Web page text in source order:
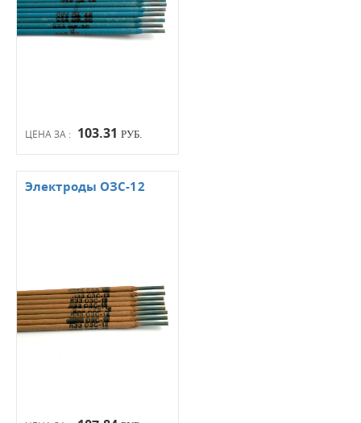
ЦЕНА ЗА : 103.31 РУБ.
Электроды ОЗС-12